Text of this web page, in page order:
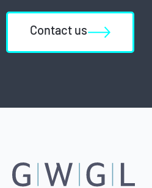
Contact us